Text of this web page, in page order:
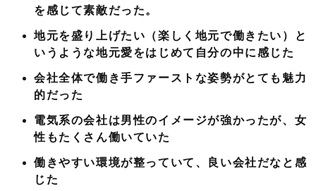
を感じて素敵だった。
地元を盛り上げたい（楽しく地元で働きたい）と
いうような地元愛をはじめて自分の中に感じた
会社全体で働き手ファーストな姿勢がとても魅力
的だった
電気系の会社は男性のイメージが強かったが、女
性もたくさん働いていた
働きやすい環境が整っていて、良い会社だなと感
じた